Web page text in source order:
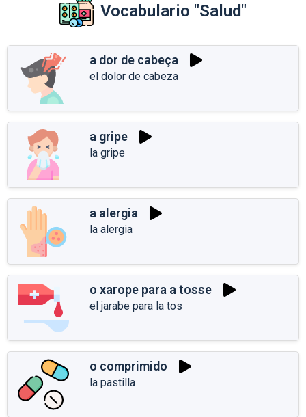
Vocabulario "Salud"
a dor de cabeça
el dolor de cabeza
a gripe
la gripe
a alergia
la alergia
o xarope para a tosse
el jarabe para la tos
o comprimido
la pastilla